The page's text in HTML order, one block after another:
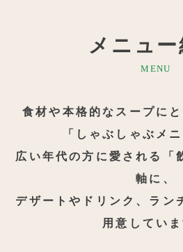
メニュー
MENU
食材や本格的なスープに
「しゃぶしゃぶメ
広い年代の方に愛される「
軸に、
デザートやドリンク、ラン
用意していま